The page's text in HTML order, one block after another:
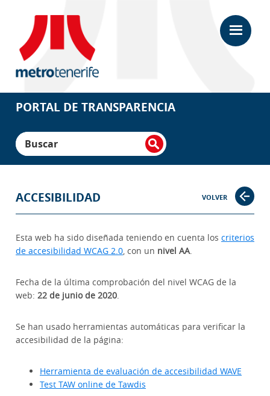
contenido
principal
barra
lateral
principal
Portal
de
Transparencia
PORTAL DE TRANSPARENCIA
Buscar
ACCESIBILIDAD VOLVER
Esta web ha sido diseñada teniendo en cuenta los criterios
de accesibilidad WCAG 2.0, con un nivel AA.
Fecha de la última comprobación del nivel WCAG de la
web: 22 de junio de 2020.
Se han usado herramientas automáticas para verificar la
accesibilidad de la página:
Herramienta de evaluación de accesibilidad WAVE
Test TAW online de Tawdis